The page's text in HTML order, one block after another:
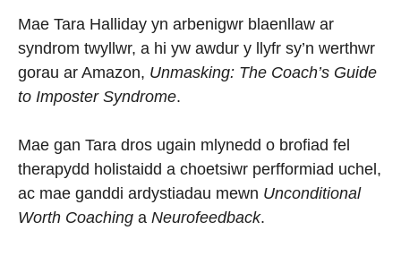
Mae Tara Halliday yn arbenigwr blaenllaw ar
syndrom twyllwr, a hi yw awdur y llyfr sy’n werthwr
gorau ar Amazon, Unmasking: The Coach’s Guide
to Imposter Syndrome.
Mae gan Tara dros ugain mlynedd o brofiad fel
therapydd holistaidd a choetsiwr perfformiad uchel,
ac mae ganddi ardystiadau mewn Unconditional
Worth Coaching a Neurofeedback.